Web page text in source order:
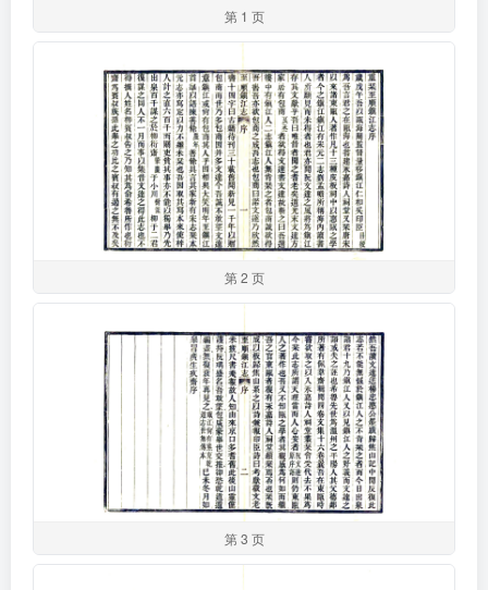
第 1 页
第 2 页
第 3 页